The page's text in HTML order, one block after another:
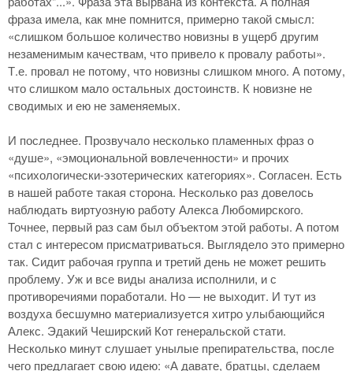
фраза имела, как мне помнится, примерно такой смысл:
«слишком большое количество новизны в ущерб другим
незаменимым качествам, что привело к провалу работы».
Т.е. провал не потому, что новизны слишком много. А потому,
что слишком мало остальных достоинств. К новизне не
сводимых и ею не заменяемых.
И последнее. Прозвучало несколько пламенных фраз о
«душе», «эмоциональной вовлеченности» и прочих
«психологически-эзотерических категориях». Согласен. Есть
в нашей работе такая сторона. Несколько раз довелось
наблюдать виртуозную работу Алекса Любомирского.
Точнее, первый раз сам был объектом этой работы. А потом
стал с интересом присматриваться. Выглядело это примерно
так. Сидит рабочая группа и третий день не может решить
проблему. Уж и все виды анализа исполнили, и с
противоречиями поработали. Но — не выходит. И тут из
воздуха бесшумно материализуется хитро улыбающийся
Алекс. Эдакий Чеширский Кот генеральской стати.
Несколько минут слушает унылые препирательства, после
чего предлагает свою идею: «А давате, братцы, сделаем